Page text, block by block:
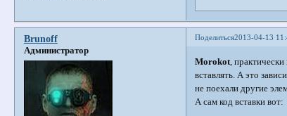
Поделиться2013-04-13
Brunoff
Администратор
Morokot,
вставлять. А это
не поехали другие
А сам код вставки вот: